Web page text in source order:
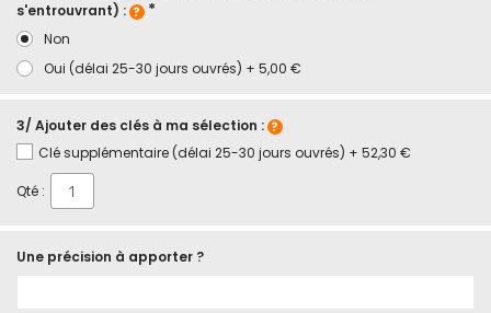
s'entrouvrant) :
Non
Oui (délai 25-30 jours ouvrés) + 5,00 €
3/ Ajouter des clés à ma sélection :
Clé supplémentaire (délai 25-30 jours ouvrés) + 52,30 €
Qté :
Une précision à apporter ?